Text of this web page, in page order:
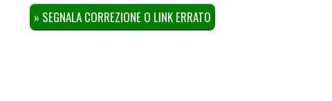
» SEGNALA CORREZIONE O LINK ERRATO